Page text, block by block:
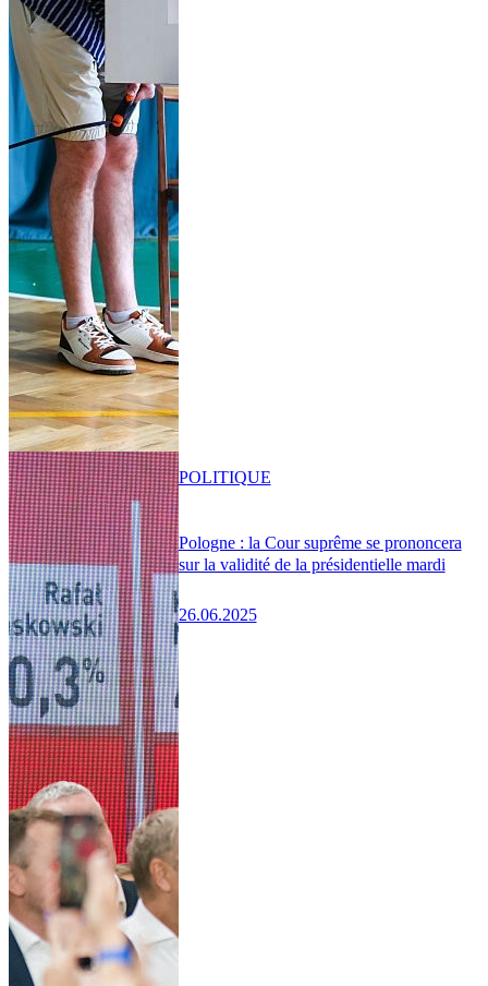
Pologne : la Cour suprême se prononcera
sur la validité de la présidentielle mardi
26.06.2025
POLITIQUE